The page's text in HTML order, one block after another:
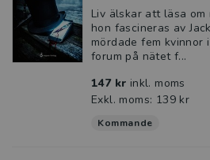
Liv älskar att läsa om
hon fascineras av
mördade fem kvinnor
forum på nätet f...
147 kr inkl. moms
Exkl. moms: 139 kr
Kommande